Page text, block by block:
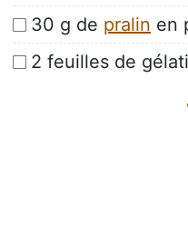
30 g de pralin en
2 feuilles de